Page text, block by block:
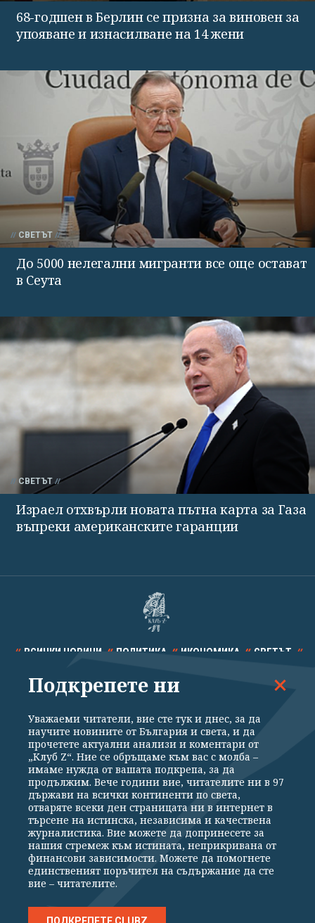
68-годшен в Берлин се призна за виновен за
упояване и изнасилване на 14 жени
СВЕТЪТ
До 5000 нелегални мигранти все още остават
в Сеута
СВЕТЪТ
Израел отхвърли новата пътна карта за Газа
въпреки американските гаранции
ВСИЧКИ НОВИНИ ПОЛИТИКА ИКОНОМИКА СВЕТЪТ
СПОРТ КУЛТУРА ТЕХНОЛОГИИ КАЛЕЙДОСКОП
Общи условия
Политика за поверителност
Реклама
Партньори Контакти
За Клуб Z
Екип
Подкрепете ни
Издател на www.clubz.bg е „Клуб Зебра Медия“ ЕООД, София, ул. "Алеко
Константинов" 3. Всички права запазени 2026 „Клуб Зебра Медия“
Препечатването на материали, снимки и видео от www.clubz.bg без
разрешение ще бъде преследвано по съдебен път, съгласно
Подкрепете ни
Уважаеми читатели, вие сте тук и днес, за да
научите новините от България и света, и да
прочетете актуални анализи и коментари от
„Клуб Z“. Ние се обръщаме към вас с молба –
имаме нужда от вашата подкрепа, за да
продължим. Вече години вие, читателите ни в 97
държави на всички континенти по света,
отваряте всеки ден страницата ни в интернет в
търсене на истинска, независима и качествена
журналистика. Вие можете да допринесете за
нашия стремеж към истината, неприкривана от
финансови зависимости. Можете да помогнете
единственият поръчител на съдържание да сте
вие – читателите.